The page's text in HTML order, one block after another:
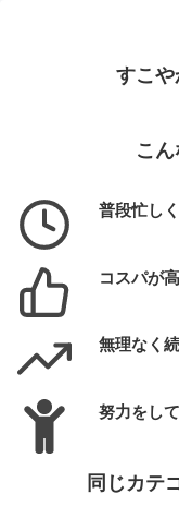
すこ
こ
普段忙し
コスパが
無理なく
努力をし
同じカテ